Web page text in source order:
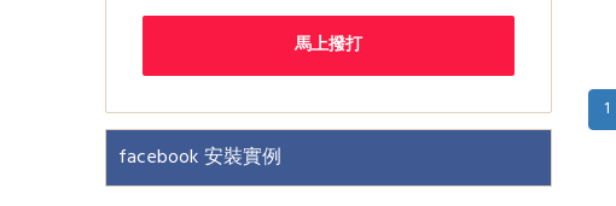
1
馬上撥打
facebook 安裝實例